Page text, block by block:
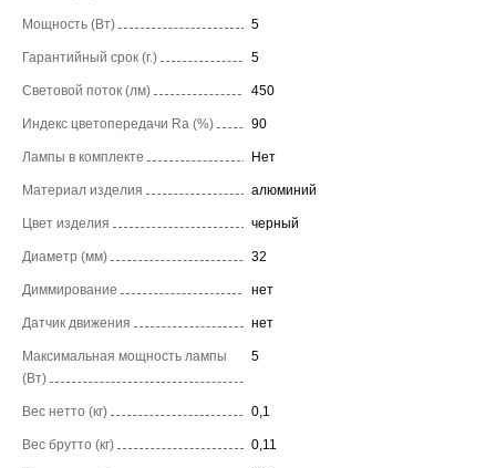
Мощность (Вт) 5
Гарантийный срок (г.) 5
Световой поток (лм) 450
Индекс цветопередачи Ra (%) 90
Лампы в комплекте Нет
Материал изделия алюминий
Цвет изделия черный
Диаметр (мм) 32
Диммирование нет
Датчик движения нет
Максимальная мощность лампы
(Вт)
5
Вес нетто (кг) 0,1
Вес брутто (кг) 0,11